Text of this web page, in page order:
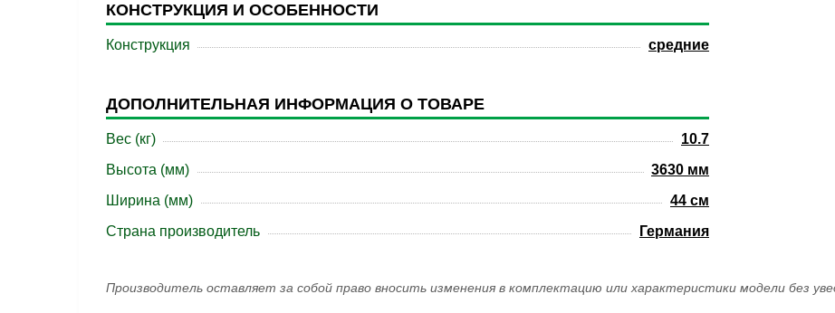
КОНСТРУКЦИЯ И ОСОБЕННОСТИ
Конструкция средние
ДОПОЛНИТЕЛЬНАЯ ИНФОРМАЦИЯ О ТОВАРЕ
Вес (кг)
10.7
Высота (мм)
3630 мм
Ширина (мм)
44 см
Страна производитель
Германия
Производитель оставляет за собой право вносить изменения в комплектацию или характеристики модели без